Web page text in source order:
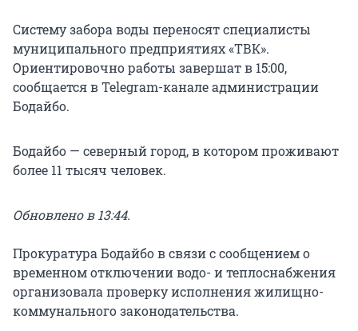
Систему забора воды переносят специалисты
муниципального предприятиях «ТВК».
Ориентировочно работы завершат в 15:00,
сообщается в Telegram-канале администрации
Бодайбо.
Бодайбо — северный город, в котором проживают
более 11 тысяч человек.
Обновлено в 13:44.
Прокуратура Бодайбо в связи с сообщением о
временном отключении водо- и теплоснабжения
организовала проверку исполнения жилищно-
коммунального законодательства.